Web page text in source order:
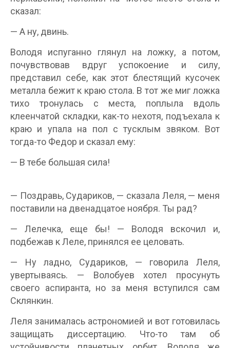
сказал:
— А ну, двинь.
Володя испуганно глянул на ложку, а потом,
почувствовав вдруг успокоение и силу,
представил себе, как этот блестящий кусочек
металла бежит к краю стола. В тот же миг ложка
тихо тронулась с места, поплыла вдоль
клеенчатой складки, как-то нехотя, подъехала к
краю и упала на пол с тусклым звяком. Вот
тогда-то Федор и сказал ему:
— В тебе большая сила!
— Поздравь, Судариков, — сказала Леля, — меня
поставили на двенадцатое ноября. Ты рад?
— Лелечка, еще бы! — Володя вскочил и,
подбежав к Леле, принялся ее целовать.
— Ну ладно, Судариков, — говорила Леля,
увертываясь. — Волобуев хотел просунуть
своего аспиранта, но за меня вступился сам
Склянкин.
Леля занималась астрономией и вот готовилась
защищать диссертацию. Что-то там об